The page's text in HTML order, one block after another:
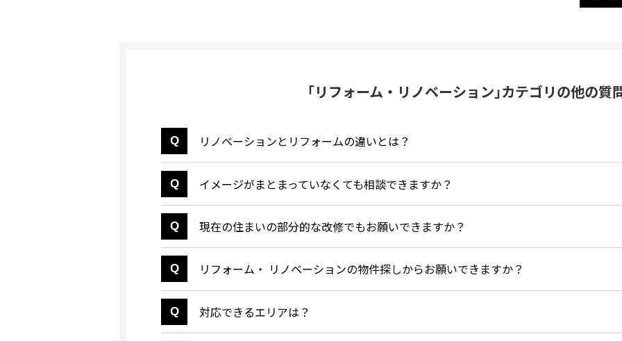
｢リフォーム・リノベーション｣カテゴリの他の質
リノベーションとリフォームの違いとは？
イメージがまとまっていなくても相談できますか？
現在の住まいの部分的な改修でもお願いできますか？
リフォーム・ リノベーションの物件探しからお願いできますか？
対応できるエリアは？